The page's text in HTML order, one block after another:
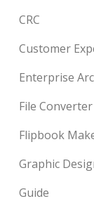
CRC
Customer
Enterprise
File Converter
Flipbook
Graphic
Guide